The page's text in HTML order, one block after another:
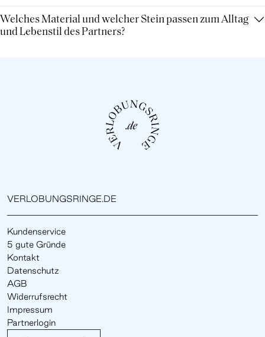
Welches Material und welcher Stein passen zum Alltag
und Lebenstil des Partners?
VERLOBUNGSRINGE.DE
Kundenservice
5 gute Gründe
Kontakt
Datenschutz
AGB
Widerrufsrecht
Impressum
Partnerlogin